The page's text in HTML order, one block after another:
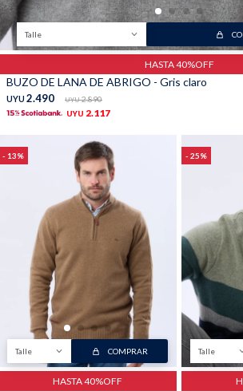
Talle
HASTA 40%OFF
BUZO DE LANA DE ABRIGO - Gris claro
UYU 2.490 UYU 2.890
UYU 2.117
13
Talle COMPRAR
HASTA 40%OFF
25
Talle